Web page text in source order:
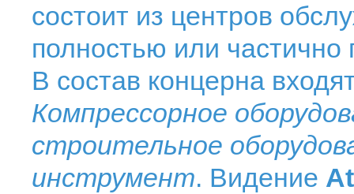
состоит из центров
полностью или
В состав концерна
Компрессорное
строительное
инструмент. Видение